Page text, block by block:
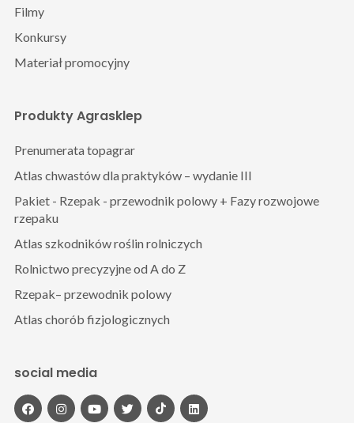
Produkty Agrasklep
Prenumerata topagrar
Atlas chwastów dla praktyków – wydanie III
Pakiet - Rzepak - przewodnik polowy + Fazy rozwojowe
rzepaku
Atlas szkodników roślin rolniczych
Rolnictwo precyzyjne od A do Z
Rzepak– przewodnik polowy
Atlas chorób fizjologicznych
Filmy
Konkursy
Materiał promocyjny
social media